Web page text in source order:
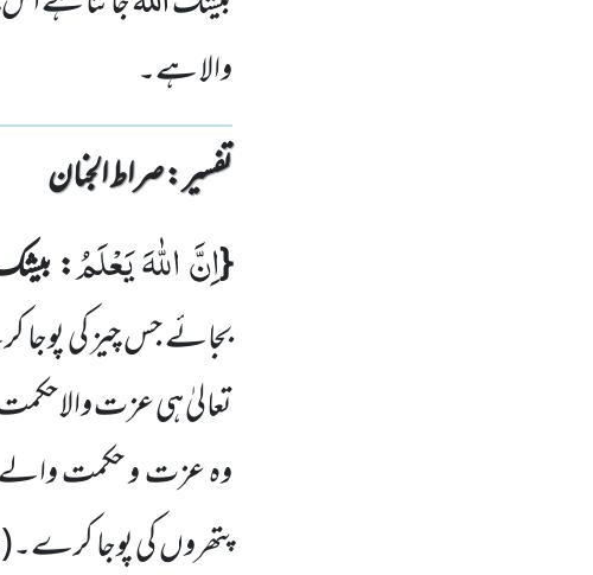
والا ہے۔
تفسیر : ‎صراط الجنان
{اِنَّ اللّٰهَ یَعْلَمُ:
بجائے جس چیز کی پوجا
تعالیٰ ہی عزت والا
وہ عزت و حکمت والے
پتھروں کی پوجا کرے۔(